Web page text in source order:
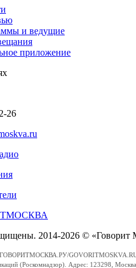
и ведущие
приложение
26
2014-2026 © «Говорит
(Роскомнадзор). Адрес: 123298,